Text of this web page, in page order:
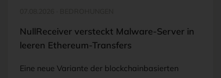
NullReceiver versteckt Malware-Server in
leeren Ethereum-Transfers
Eine neue Variante der blockchainbasierten